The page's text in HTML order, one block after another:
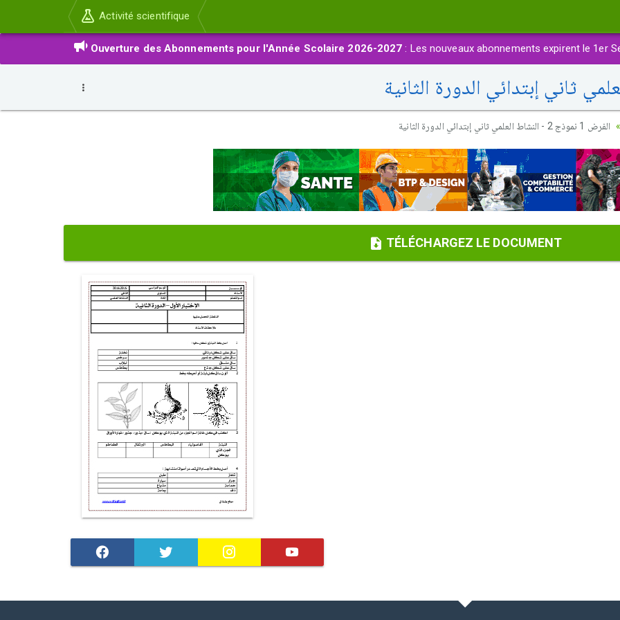
Activité scientifique
Ouverture des Abonnements pour l'Année Scolaire 2026-2027 : Les nouveaux abonnements expirent le 1er
الفرض 1 نموذج 2 - النشاط العلمي ثاني إبتدائي الدورة الثانية
TÉLÉCHARGEZ LE DOCUMENT